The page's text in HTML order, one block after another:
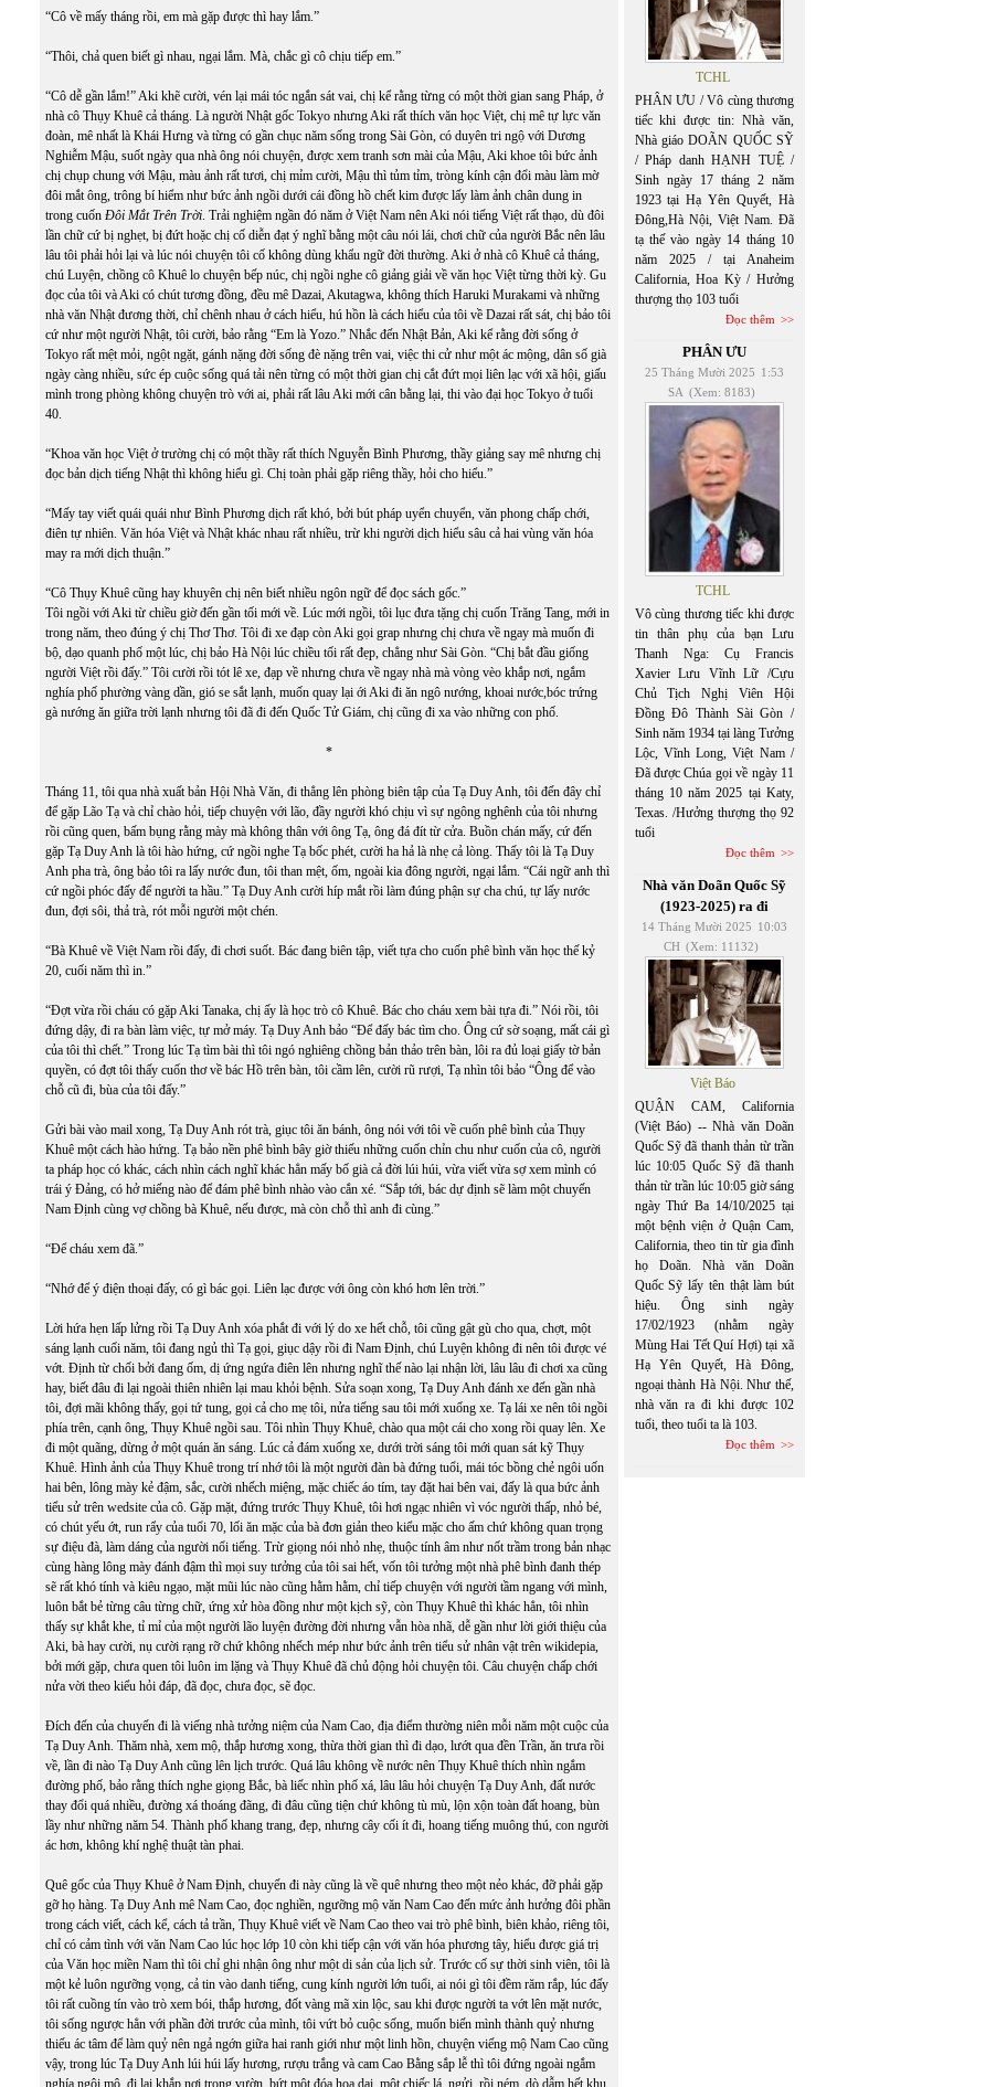
“Cô về mấy tháng rồi, em mà gặp được thì hay lắm.”
“Thôi, chả quen biết gì nhau, ngại lắm. Mà, chắc gì cô chịu tiếp em.”
“Cô dễ gần lắm!” Aki khẽ cười, vén lại mái tóc ngắn sát vai, chị kể rằng từng có một thời gian sang Pháp, ở
nhà cô Thụy Khuê cả tháng. Là người Nhật gốc Tokyo nhưng Aki rất thích văn học Việt, chị mê tự lực văn
đoàn, mê nhất là Khái Hưng và từng có gần chục năm sống trong Sài Gòn, có duyên tri ngộ với Dương
Nghiễm Mậu, suốt ngày qua nhà ông nói chuyện, được xem tranh sơn mài của Mậu, Aki khoe tôi bức ảnh
chị chụp chung với Mậu, màu ảnh rất tươi, chị mỉm cười, Mậu thì tủm tỉm, tròng kính cận đổi màu làm mờ
đôi mắt ông, trông bí hiểm như bức ảnh ngồi dưới cái đồng hồ chết kim được lấy làm ảnh chân dung in
trong cuốn Đôi Mắt Trên Trời. Trải nghiệm ngần đó năm ở Việt Nam nên Aki nói tiếng Việt rất thạo, dù đôi
lần chữ cứ bị nghẹt, bị đứt hoặc chị cố diễn đạt ý nghĩ bằng một câu nói lái, chơi chữ của người Bắc nên lâu
lâu tôi phải hỏi lại và lúc nói chuyện tôi cố không dùng khẩu ngữ đời thường. Aki ở nhà cô Khuê cả tháng,
chú Luyện, chồng cô Khuê lo chuyện bếp núc, chị ngồi nghe cô giảng giải về văn học Việt từng thời kỳ. Gu
đọc của tôi và Aki có chút tương đồng, đều mê Dazai, Akutagwa, không thích Haruki Murakami và những
nhà văn Nhật đương thời, chỉ chênh nhau ở cách hiểu, hú hồn là cách hiểu của tôi về Dazai rất sát, chị bảo tôi
cứ như một người Nhật, tôi cười, bảo rằng “Em là Yozo.” Nhắc đến Nhật Bản, Aki kể rằng đời sống ở
Tokyo rất mệt mỏi, ngột ngặt, gánh nặng đời sống đè nặng trên vai, việc thi cử như một ác mộng, dân số già
ngày càng nhiều, sức ép cuộc sống quá tải nên từng có một thời gian chị cắt đứt mọi liên lạc với xã hội, giấu
mình trong phòng không chuyện trò với ai, phải rất lâu Aki mới cân bằng lại, thi vào đại học Tokyo ở tuổi
40.
“Khoa văn học Việt ở trường chị có một thầy rất thích Nguyễn Bình Phương, thầy giảng say mê nhưng chị
đọc bản dịch tiếng Nhật thì không hiểu gì. Chị toàn phải gặp riêng thầy, hỏi cho hiểu.”
“Mấy tay viết quái quái như Bình Phương dịch rất khó, bởi bút pháp uyển chuyển, văn phong chấp chới,
điên tự nhiên. Văn hóa Việt và Nhật khác nhau rất nhiều, trừ khi người dịch hiểu sâu cả hai vùng văn hóa
may ra mới dịch thuận.”
“Cô Thụy Khuê cũng hay khuyên chị nên biết nhiều ngôn ngữ để đọc sách gốc.”
Tôi ngồi với Aki từ chiều giờ đến gần tối mới về. Lúc mới ngồi, tôi lục đưa tặng chị cuốn Trăng Tang, mới in
trong năm, theo đúng ý chị Thơ Thơ. Tôi đi xe đạp còn Aki gọi grap nhưng chị chưa về ngay mà muốn đi
bộ, dạo quanh phố một lúc, chị bảo Hà Nội lúc chiều tối rất đẹp, chẳng như Sài Gòn. “Chị bắt đầu giống
người Việt rồi đấy.” Tôi cười rồi tót lê xe, đạp về nhưng chưa về ngay nhà mà vòng vèo khắp nơi, ngắm
nghía phố phường vàng dần, gió se sắt lạnh, muốn quay lại ới Aki đi ăn ngô nướng, khoai nước,bóc trứng
gà nướng ăn giữa trời lạnh nhưng tôi đã đi đến Quốc Tử Giám, chị cũng đi xa vào những con phố.
*
Tháng 11, tôi qua nhà xuất bản Hội Nhà Văn, đi thẳng lên phòng biên tập của Tạ Duy Anh, tôi đến đây chỉ
để gặp Lão Tạ và chỉ chào hỏi, tiếp chuyện với lão, đầy người khó chịu vì sự ngông nghênh của tôi nhưng
rồi cũng quen, bấm bụng rằng mày mà không thân với ông Tạ, ông đá đít từ cửa. Buồn chán mấy, cứ đến
gặp Tạ Duy Anh là tôi hào hứng, cứ ngồi nghe Tạ bốc phét, cười ha hả là nhẹ cả lòng. Thấy tôi là Tạ Duy
Anh pha trà, ông bảo tôi ra lấy nước đun, tôi than mệt, ốm, ngoài kia đông người, ngại lắm. “Cái ngữ anh thì
cứ ngồi phóc đấy để người ta hầu.” Tạ Duy Anh cười híp mắt rồi làm đúng phận sự cha chú, tự lấy nước
đun, đợi sôi, thả trà, rót mỗi người một chén.
“Bà Khuê về Việt Nam rồi đấy, đi chơi suốt. Bác đang biên tập, viết tựa cho cuốn phê bình văn học thế kỷ
20, cuối năm thì in.”
“Đợt vừa rồi cháu có gặp Aki Tanaka, chị ấy là học trò cô Khuê. Bác cho cháu xem bài tựa đi.” Nói rồi, tôi
đứng dậy, đi ra bàn làm việc, tự mở máy. Tạ Duy Anh bảo “Để đấy bác tìm cho. Ông cứ sờ soạng, mất cái gì
của tôi thì chết.” Trong lúc Tạ tìm bài thì tôi ngó nghiêng chồng bản thảo trên bàn, lôi ra đủ loại giấy tờ bản
quyền, có đợt tôi thấy cuốn thơ về bác Hồ trên bàn, tôi cầm lên, cười rũ rượi, Tạ nhìn tôi bảo “Ông để vào
chỗ cũ đi, bùa của tôi đấy.”
Gửi bài vào mail xong, Tạ Duy Anh rót trà, giục tôi ăn bánh, ông nói với tôi về cuốn phê bình của Thụy
Khuê một cách hào hứng. Tạ bảo nền phê bình bây giờ thiếu những cuốn chỉn chu như cuốn của cô, người
ta pháp học có khác, cách nhìn cách nghĩ khác hẳn mấy bố già cả đời lúi húi, vừa viết vừa sợ xem mình có
trái ý Đảng, có hở miếng nào để đám phê bình nhào vào cắn xé. “Sắp tới, bác dự định sẽ làm một chuyến
Nam Định cùng vợ chồng bà Khuê, nếu được, mà còn chỗ thì anh đi cùng.”
“Để cháu xem đã.”
“Nhớ để ý điện thoại đấy, có gì bác gọi. Liên lạc được với ông còn khó hơn lên trời.”
Lời hứa hẹn lấp lửng rồi Tạ Duy Anh xóa phắt đi với lý do xe hết chỗ, tôi cũng gật gù cho qua, chợt, một
sáng lạnh cuối năm, tôi đang ngủ thì Tạ gọi, giục dậy rồi đi Nam Định, chú Luyện không đi nên tôi được vé
vớt. Định từ chối bởi đang ốm, dị ứng ngứa điên lên nhưng nghĩ thế nào lại nhận lời, lâu lâu đi chơi xa cũng
hay, biết đâu đi lại ngoài thiên nhiên lại mau khỏi bệnh. Sửa soạn xong, Tạ Duy Anh đánh xe đến gần nhà
tôi, đợi mãi không thấy, gọi tứ tung, gọi cả cho mẹ tôi, nửa tiếng sau tôi mới xuống xe. Tạ lái xe nên tôi ngồi
phía trên, cạnh ông, Thụy Khuê ngồi sau. Tôi nhìn Thụy Khuê, chào qua một cái cho xong rồi quay lên. Xe
đi một quãng, dừng ở một quán ăn sáng. Lúc cả đám xuống xe, dưới trời sáng tôi mới quan sát kỹ Thụy
Khuê. Hình ảnh của Thụy Khuê trong trí nhớ tôi là một người đàn bà đứng tuổi, mái tóc bồng chẻ ngôi uốn
hai bên, lông mày kẻ đậm, sắc, cười nhếch miệng, mặc chiếc áo tím, tay đặt hai bên vai, đấy là qua bức ảnh
tiểu sử trên wedsite của cô. Gặp mặt, đứng trước Thụy Khuê, tôi hơi ngạc nhiên vì vóc người thấp, nhỏ bé,
có chút yếu ớt, run rẩy của tuổi 70, lối ăn mặc của bà đơn giản theo kiểu mặc cho ấm chứ không quan trọng
sự điệu đà, làm dáng của người nổi tiếng. Trừ giọng nói nhỏ nhẹ, thuộc tính âm như nốt trầm trong bản nhạc
cùng hàng lông mày đánh đậm thì mọi suy tưởng của tôi sai hết, vốn tôi tưởng một nhà phê bình đanh thép
sẽ rất khó tính và kiêu ngạo, mặt mũi lúc nào cũng hằm hằm, chỉ tiếp chuyện với người tầm ngang với mình,
luôn bắt bẻ từng câu từng chữ, ứng xử hòa đồng như một kịch sỹ, còn Thụy Khuê thì khác hẳn, tôi nhìn
thấy sự khắt khe, tỉ mỉ của một người lão luyện đường đời nhưng vẫn hòa nhã, dễ gần như lời giới thiệu của
Aki, bà hay cười, nụ cười rạng rỡ chứ không nhếch mép như bức ảnh trên tiểu sử nhân vật trên wikidepia,
bởi mới gặp, chưa quen tôi luôn im lặng và Thụy Khuê đã chủ động hỏi chuyện tôi. Câu chuyện chấp chới
nửa vời theo kiểu hỏi đáp, đã đọc, chưa đọc, sẽ đọc.
Đích đến của chuyến đi là viếng nhà tưởng niệm của Nam Cao, địa điểm thường niên mỗi năm một cuộc của
Tạ Duy Anh. Thăm nhà, xem mộ, thắp hương xong, thừa thời gian thì đi dạo, lướt qua đền Trần, ăn trưa rồi
về, lần đi nào Tạ Duy Anh cũng lên lịch trước. Quá lâu không về nước nên Thụy Khuê thích nhìn ngắm
đường phố, bảo rằng thích nghe giọng Bắc, bà liếc nhìn phố xá, lâu lâu hỏi chuyện Tạ Duy Anh, đất nước
thay đổi quá nhiều, đường xá thoáng đãng, đi đâu cũng tiện chứ không tù mù, lộn xộn toàn đất hoang, bùn
lầy như những năm 54. Thành phố khang trang, đẹp, nhưng cây cối ít đi, hoang tiếng muông thú, con người
ác hơn, không khí nghệ thuật tàn phai.
Quê gốc của Thụy Khuê ở Nam Định, chuyến đi này cũng là về quê nhưng theo một nẻo khác, đỡ phải gặp
gỡ họ hàng. Tạ Duy Anh mê Nam Cao, đọc nghiền, ngưỡng mộ văn Nam Cao đến mức ảnh hưởng đôi phần
trong cách viết, cách kể, cách tả trần, Thụy Khuê viết về Nam Cao theo vai trò phê bình, biên khảo, riêng tôi,
chỉ có cảm tình với văn Nam Cao lúc học lớp 10 còn khi tiếp cận với văn hóa phương tây, hiểu được giá trị
của Văn học miền Nam thì tôi chỉ ghi nhận ông như một di sản của lịch sử. Trước cố sự thời sinh viên, tôi là
một kẻ luôn ngưỡng vọng, cả tin vào danh tiếng, cung kính người lớn tuổi, ai nói gì tôi đềm răm rắp, lúc đấy
tôi rất cuồng tín vào trò xem bói, thắp hương, đốt vàng mã xin lộc, sau khi được người ta vớt lên mặt nước,
tôi sống ngược hẳn với phần đời trước của mình, tôi vứt bỏ cuộc sống, muốn biến mình thành quỷ nhưng
thiếu ác tâm để làm quỷ nên ngả ngớn giữa hai ranh giới như một linh hồn, chuyện viếng mộ Nam Cao cũng
vậy, trong lúc Tạ Duy Anh lúi húi lấy hương, rượu trắng và cam Cao Bằng sắp lễ thì tôi đứng ngoài ngắm
nghía ngôi mộ, đi lại khắp nơi trong vườn, bứt một đóa hoa dại, một chiếc lá, ngửi, rồi ném, dò dẫm hết khu
TCHL
PHÂN ƯU / Vô cùng thương
tiếc khi được tin: Nhà văn,
Nhà giáo DOÃN QUỐC SỸ
/ Pháp danh HẠNH TUỆ /
Sinh ngày 17 tháng 2 năm
1923 tại Hạ Yên Quyết, Hà
Đông,Hà Nội, Việt Nam. Đã
tạ thế vào ngày 14 tháng 10
năm 2025 / tại Anaheim
California, Hoa Kỳ / Hưởng
thượng thọ 103 tuổi
Đọc thêm
PHÂN ƯU
25 Tháng Mười 2025 1:53
SA (Xem: 8183)
TCHL
Vô cùng thương tiếc khi được
tin thân phụ của bạn Lưu
Thanh Nga: Cụ Francis
Xavier Lưu Vĩnh Lữ /Cựu
Chủ Tịch Nghị Viên Hội
Đồng Đô Thành Sài Gòn /
Sinh năm 1934 tại làng Tưởng
Lộc, Vĩnh Long, Việt Nam /
Đã được Chúa gọi về ngày 11
tháng 10 năm 2025 tại Katy,
Texas. /Hưởng thượng thọ 92
tuổi
Đọc thêm
Nhà văn Doãn Quốc Sỹ
(1923-2025) ra đi
14 Tháng Mười 2025 10:03
CH (Xem: 11132)
Việt Báo
QUẬN CAM, California
(Việt Báo) -- Nhà văn Doãn
Quốc Sỹ đã thanh thản từ trần
lúc 10:05 Quốc Sỹ đã thanh
thản từ trần lúc 10:05 giờ sáng
ngày Thứ Ba 14/10/2025 tại
một bệnh viện ở Quận Cam,
California, theo tin từ gia đình
họ Doãn. Nhà văn Doãn
Quốc Sỹ lấy tên thật làm bút
hiệu. Ông sinh ngày
17/02/1923 (nhằm ngày
Mùng Hai Tết Quí Hợi) tại xã
Hạ Yên Quyết, Hà Đông,
ngoại thành Hà Nội. Như thế,
nhà văn ra đi khi được 102
tuổi, theo tuổi ta là 103.
Đọc thêm